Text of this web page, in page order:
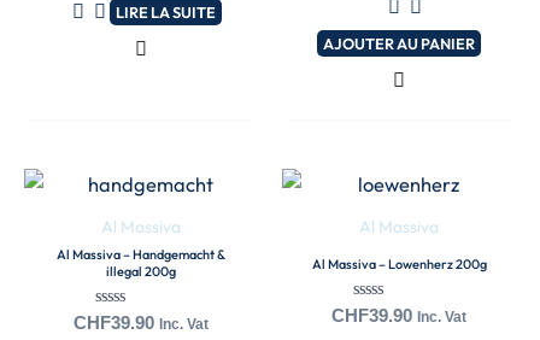
5
LIRE LA SUITE
AJOUTER AU PANIER
Al Massiva
Al Massiva – Handgemacht &
illegal 200g
Note
CHF39.90 Inc. Vat
Al Massiva
Al Massiva – Lowenherz 200g
Note
CHF39.90 Inc. Vat